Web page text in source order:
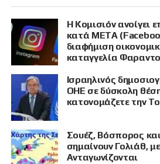
Η Κομισιόν ανοίγει
κατά META
διαφήμιση
καταγγελία
Ισραηλινός
ΟΗΕ σε δύσκολη
κατονομάζετε την
Σουέζ, Βόσπορος
σημαίνουν Γολιάθ,
Ανταγωνίζονται